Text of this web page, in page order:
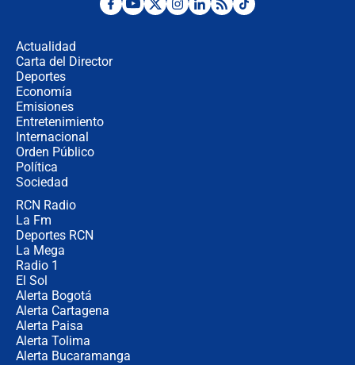
Posesión de Abelardo De La Espriella
Actualidad
Carta del Director
Deportes
Economía
Emisiones
Entretenimiento
Internacional
Orden Público
Política
Sociedad
RCN Radio
La Fm
Deportes RCN
La Mega
Radio 1
El Sol
Alerta Bogotá
Alerta Cartagena
Alerta Paisa
Alerta Tolima
Alerta Bucaramanga